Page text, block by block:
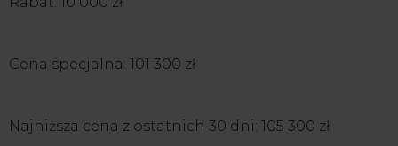
Cena specjalna: 101 300 zł
Najniższa cena z ostatnich 30 dni: 105 300 zł